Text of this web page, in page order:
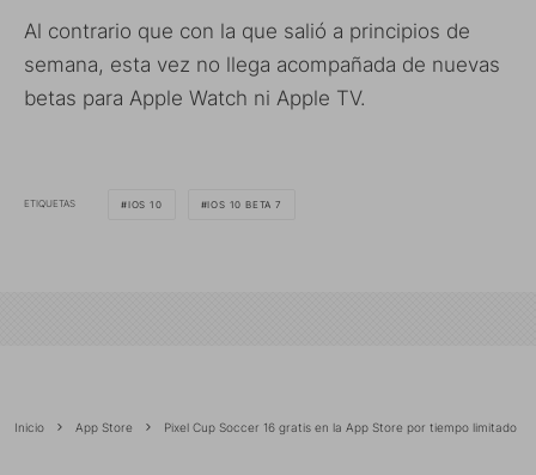
Al contrario que con la que salió a principios de
semana, esta vez no llega acompañada de nuevas
betas para Apple Watch ni Apple TV.
ETIQUETAS IOS 10 IOS 10 BETA 7
Inicio App Store Pixel Cup Soccer 16 gratis en la App Store por tiempo limitado